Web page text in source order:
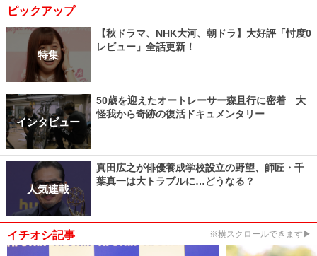
ピックアップ
特集
【秋ドラマ、NHK大河、朝ドラ】大好評「忖度0
レビュー」全話更新！
インタビュー
50歳を迎えたオートレーサー森且行に密着 大
怪我から奇跡の復活ドキュメンタリー
人気連載
真田広之が俳優養成学校設立の野望、師匠・千
葉真一は大トラブルに…どうなる？
イチオシ記事 ※横スクロールできます▶